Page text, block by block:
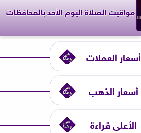
مواقيت الصلاة اليوم الأحد بالمحافظات
أسعار العملات
أسعار الذهب
الأعلى قراءة